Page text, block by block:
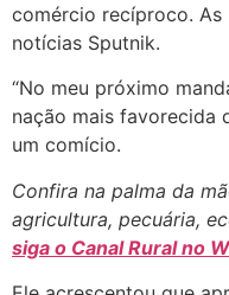
comércio recíproco. As
notícias Sputnik.
“No meu próximo
nação mais favorecida
um comício.
Confira na palma da
agricultura, pecuária,
siga o Canal Rural no